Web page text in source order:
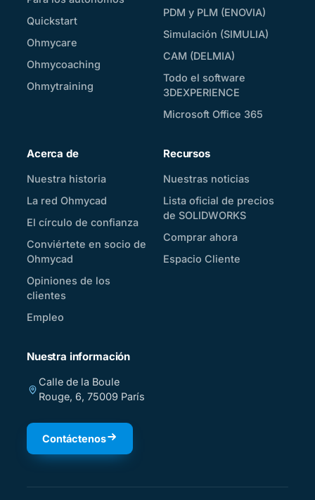
Quickstart
Ohmycare
Ohmycoaching
Ohmytraining
PDM y PLM (ENOVIA)
Simulación (SIMULIA)
CAM (DELMIA)
Todo el software
3DEXPERIENCE
Microsoft Office 365
Acerca de
Nuestra historia
La red Ohmycad
El círculo de confianza
Conviértete en socio de
Ohmycad
Opiniones de los
clientes
Empleo
Recursos
Nuestras noticias
Lista oficial de precios
de SOLIDWORKS
Comprar ahora
Espacio Cliente
Nuestra información
Calle de la Boule
Rouge, 6, 75009 París
Contáctenos